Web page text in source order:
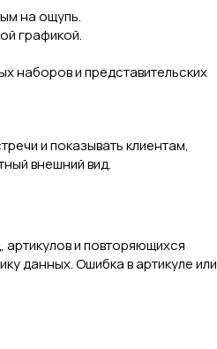
на ощупь.
графикой.
наборов и представительских
и показывать клиентам,
внешний вид.
и повторяющихся
данных. Ошибка в артикуле или